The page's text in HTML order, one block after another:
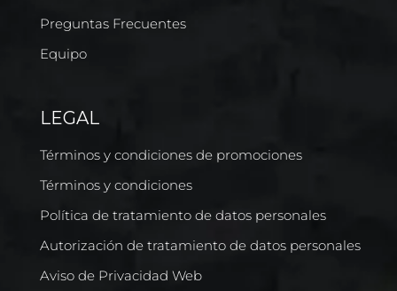
Preguntas Frecuentes
Equipo
LEGAL
Términos y condiciones de promociones
Términos y condiciones
Política de tratamiento de datos personales
Autorización de tratamiento de datos personales
Aviso de Privacidad Web